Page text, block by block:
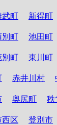
武町 新得町
別町 池田町
別町 東川町
赤井川村
奥尻町 秩
西区 登別市